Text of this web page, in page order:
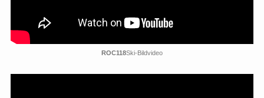
ROC118Ski-Bildvideo